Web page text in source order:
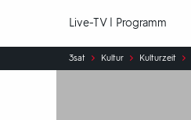
Live-TV | Programm
Sie
sind
3sat Kultur Kulturzeit